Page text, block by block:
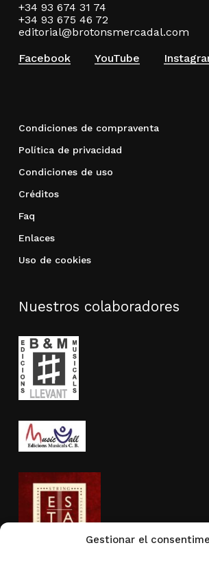
Gestionar el
+34 93 674 31 74
+34 93 675 46 72
editorial@brotonsmercadal.com
Facebook
YouTube
Condiciones de compraventa
Política de privacidad
Condiciones de uso
Créditos
Faq
Enlaces
Uso de cookies
Nuestros colaboradores